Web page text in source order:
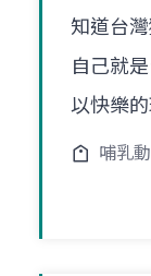
知道台
自己就
以快樂的
哺乳